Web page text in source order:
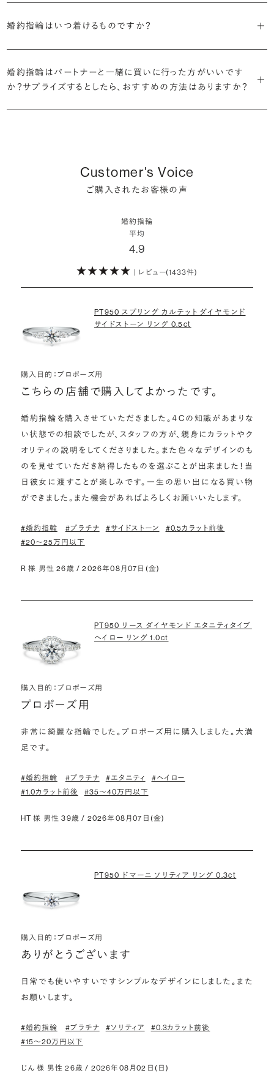
定機関が発行する信頼性の高い鑑定書が付属いたします。
一般的に利用頻度が高い、リングのサイズ直しや表面の仕上げ直しな
どのメンテナンスについては全て永久「無料」保証。その他、万が一に
備えたアフターサービスも永久保証で対応しております。
婚約指輪用のすべてのダイヤモンドに、国内外の信頼性の高い鑑定
す。輝きの違いをお楽しみください。
プラチナの婚約指輪
イエローゴールドの婚約指輪
ピンクゴールドの婚約指輪
も可能です。
詳しくはこちら
人は67.1%。そのうち婚約指輪を贈られた人は67.9%と、全体の約5
婚約指輪は結婚するために必須のものではありませんが、中には「昔
から憧れがあったがパートナーに遠慮して欲しいと言い出せなかっ
検討していただければと思います。
※データ出典：結婚マーケット調査2025
婚約指輪はいつ着けるものですか？
ん。
婚約指輪はパートナーと一緒に買いに行った方がいいです
か？サプライズするとしたら、おすすめの方法はありますか？
しかし、サプライズで贈り贈られるのも、やはり素敵な経験。ブリリアン
ぜひお二人らしいスタイルを見つけてみてください。
Customer's Voice
ご購入されたお客様の声
婚約指輪
平均
4.9
| レビュー(1433件)
PT950 スプリング カルテット ダイヤモンド
サイドストーン リング 0.5ct
購入目的：プロポーズ用
こちらの店舗で購入してよかったです。
婚約指輪を購入させていただきました。４Cの知識があまりな
い状態での相談でしたが、スタッフの方が、親身にカラットやク
オリティの説明をしてくださりました。また色々なデザインのも
のを見せていただき納得したものを選ぶことが出来ました！当
日彼女に渡すことが楽しみです。一生の思い出になる買い物
ができました。また機会があればよろしくお願いいたします。
#婚約指輪 #プラチナ #サイドストーン
#0.5カラット前後
#20〜25万円以下
R 様 男性 26歳 / 2026年08月07日(金)
PT950 リース ダイヤモンド エタニティタイプ
ヘイロー リング 1.0ct
購入目的：プロポーズ用
プロポーズ用
非常に綺麗な指輪でした。プロポーズ用に購入しました。大満
足です。
#婚約指輪 #プラチナ #エタニティ
#ヘイロー
#1.0カラット前後
#35〜40万円以下
HT 様 男性 39歳 / 2026年08月07日(金)
PT950 ドマーニ ソリティア リング 0.3ct
購入目的：プロポーズ用
ありがとうございます
日常でも使いやすいですシンプルなデザインにしました。また
お願いします。
#婚約指輪 #プラチナ #ソリティア
#0.3カラット前後
#15〜20万円以下
じん 様 男性 26歳 / 2026年08月02日(日)